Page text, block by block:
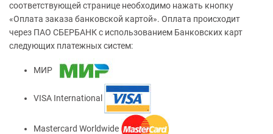
соответствующей странице необходимо нажать кнопку
«Оплата заказа банковской картой». Оплата происходит
через ПАО СБЕРБАНК с использованием Банковских карт
следующих платежных систем:
МИР
VISA International
Mastercard Worldwide